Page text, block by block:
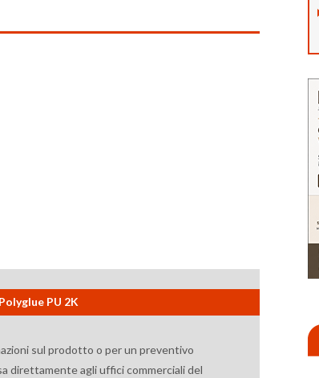
PU 2K
sul prodotto o per un preventivo
direttamente agli uffici commerciali del